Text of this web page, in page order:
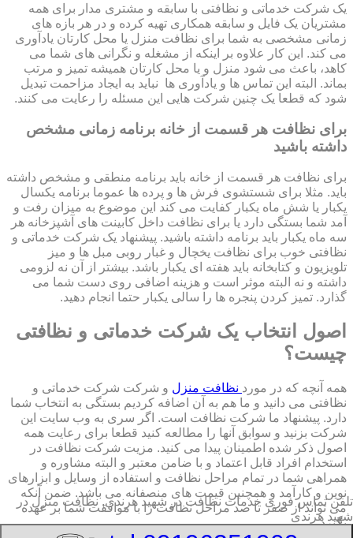
یک شرکت خدماتی و نظافتی با سابقه و مشتری مدار برای همه
مشتریان یک فایل و سابقه همکاری تهیه کرده و در هر بازه های
زمانی مشخصی به شما برای نظافت منزل یا محل کارتان یادآوری
می کند. این کار علاوه بر اینکه از مشغله و نگرانی های شما می
کاهد، باعث می شود منزل و یا محل کارتان همیشه تمیز و مرتب
بماند. البته این تماس ها و یادآوری ها نباید به ایجاد مزاحمت تبدیل
شود که قطعا یک چنین شرکت هایی این مسئله را رعایت می کنند.
برای نظافت هر قسمت از خانه برنامه زمانی مشخص
داشته باشید
برای نظافت هر قسمت از خانه باید برنامه منطقی و مشخص داشته
باید. مثلا برای شستشوی فرش ها و پرده ها عموما برنامه یکسال
یکبار یا شش ماه یکبار کفایت می کند این موضوع به میزان رفت و
آمد شما بستگی دارد یا برای نظافت داخل کابینت های آشپزخانه هر
سه ماه یکبار باید برنامه داشته باشید. پیشنهاد یک شرکت خدماتی و
نظافتی خوب برای نظافت یخچال و غبار روبی مبل ها و میز
تلویزیون و کتابخانه باید هفته ای یکبار باشد. بیشتر از آن نه لزومی
داشته و نه البته موثر است و هزینه اضافی روی دست شما می
گذارد. تمیز کردن پنجره ها را سالی یکبار حتما انجام دهید.
اصول انتخاب یک شرکت خدماتی و نظافتی
چیست؟
همه آنچه که در مورد نظافت منزل و شرکت شرکت خدماتی و
نظافتی می دانید و ما هم به آن اضافه کردیم بستگی به انتخاب شما
دارد. پیشنهاد ما شرکت نظافت است. اگر سری به وب سایت این
شرکت بزنید و سوابق آنها را مطالعه کنید قطعا برای رعایت همه
اصول ذکر شده اطمینان پیدا می کنید. مزیت شرکت نظافت در
استخدام افراد قابل اعتماد و با ضامن معتبر و البته مشاوره و
همراهی شما در تمام مراحل نظافت و استفاده از وسایل و ابزارهای
نوین و کارآمد و همچنین قیمت های منصفانه می باشد. ضمن آنکه
می تواند از صفر تا صد مراحل نظافت را با موافقت شما بر عهده
بگیرد.
تلفن تماس فوریخدمات نظافت در شهید هرندی, نظافت منزل در
شهید هرندی